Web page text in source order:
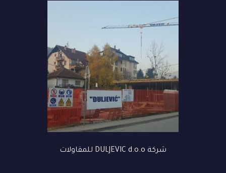
شركة DULJEVIC d.o.o للمقاولات